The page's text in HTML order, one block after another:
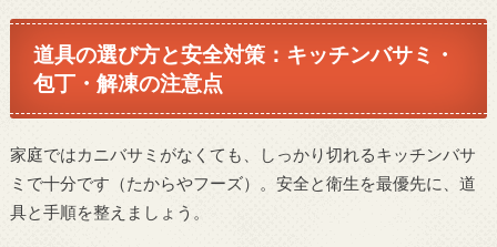
道具の選び方と安全対策：キッチンバサミ・
包丁・解凍の注意点
家庭ではカニバサミがなくても、しっかり切れるキッチンバサ
ミで十分です（たからやフーズ）。安全と衛生を最優先に、道
具と手順を整えましょう。